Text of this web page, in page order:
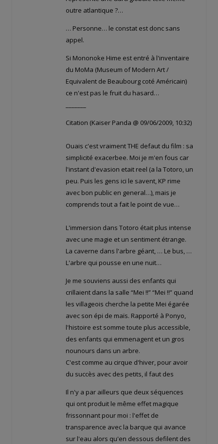
outre atlantique ?…
… Personne… le constat est donc sans
appel.
Si Mononoke Hime est entré à l'inventaire
du MoMa (Museum of Modern Art /
Equivalent de Beaubourg coté Américain)
ce n'est pas le fruit du hasard…
Citation (Kaiser Panda @ 09/06/2009, 10:32)
Ouais c'est vraiment THE defaut du film : sa
simplicité exacerbee. Moi je m'en fous car
l'instant d'evasion etait reel (a la Totoro, un
peu. Puis les gens ici le savent, KP rime
avec bon public en general…), mais je
comprends tout a fait le point de vue…
L'immersion dans Totoro était plus intense
avec une magie et un sentiment étrange.
La caverne dans l'arbre géant, … Le bus, …
L'arbre qui pousse en une nuit…
Je me souviens aussi des enfants qui
crillaient dans la salle “Mei !!” “Mei !!” quand
les villageois cherche la petite Mei égarée
avec son épi de maïs. Rapporté à Ponyo,
l'histoire est somme toute plus accessible,
des enfants qui emmenagent et un gros
nounours dans un arbre.
C'est comme au cirque d'hiver, pour avoir
du succès avec des petits, il faut des
Il n'y a par ailleurs que deux séquences
qui ont produit le même effet magique
frissonnant pour moi : l'effet de
transparence avec la barque qui avance
sur l'eau alors qu'en dessous defilent des